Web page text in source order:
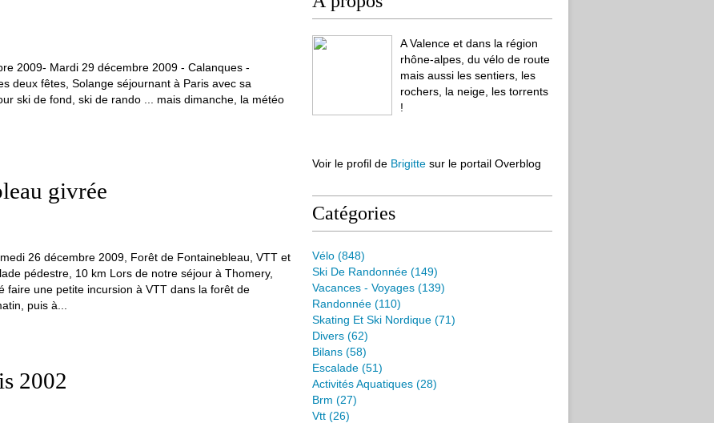
2009- Mardi 29 décembre 2009 - Calanques -
deux fêtes, Solange séjournant à Paris avec sa
ski de fond, ski de rando ... mais dimanche, la météo
givrée
26 décembre 2009, Forêt de Fontainebleau, VTT et
pédestre, 10 km Lors de notre séjour à Thomery,
faire une petite incursion à VTT dans la forêt de
puis à...
2002
A Valence et dans la région
rhône-alpes, du vélo de route
mais aussi les sentiers, les
rochers, la neige, les torrents
!
Voir le profil de Brigitte sur le portail Overblog
Catégories
Vélo (848)
Ski De Randonnée (149)
Vacances - Voyages (139)
Randonnée (110)
Skating Et Ski Nordique (71)
Divers (62)
Bilans (58)
Escalade (51)
Activités Aquatiques (28)
Brm (27)
Vtt (26)